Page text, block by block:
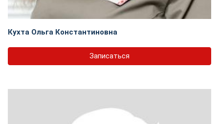
Кухта Ольга Константиновна
Записаться